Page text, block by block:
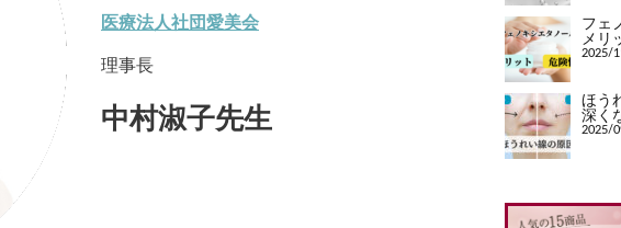
医療法人社団愛美会
理事長
中村淑子先生
フェ
メリ
2025/
ほう
深く
2025/